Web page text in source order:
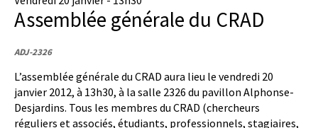
Assemblée générale du CRAD
ADJ-2326
L’assemblée générale du CRAD aura lieu le vendredi 20
janvier 2012, à 13h30, à la salle 2326 du pavillon Alphonse-
Desjardins. Tous les membres du CRAD (chercheurs
réguliers et associés, étudiants, professionnels, stagiaires,